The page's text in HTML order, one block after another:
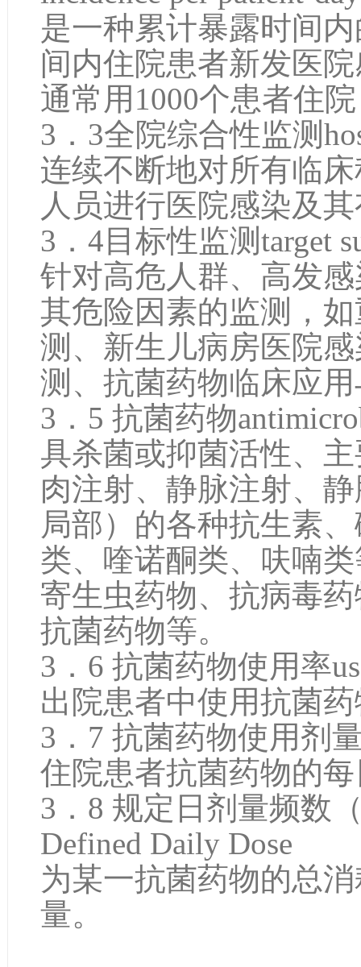
是一种累计暴露时间
间内住院患者新发医
通常用1000个患者住
3．3全院综合性监测
连续不断地对所有临
人员进行医院感染及
3．4目标性监测target
针对高危人群、高发
其危险因素的监测，
测、新生儿病房医院
测、抗菌药物临床应
3．5 抗菌药物
具杀菌或抑菌活性、
肉注射、静脉注射、
局部）的各种抗生素
类、喹诺酮类、呋喃
寄生虫药物、抗病毒
抗菌药物等。
3．6 抗菌药物使用率
出院患者中使用抗菌
3．7 抗菌药物使用剂
住院患者抗菌药物的
3．8 规定日剂量频数
Defined Daily Dose
为某一抗菌药物的总
量。